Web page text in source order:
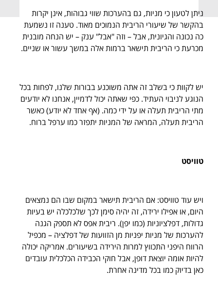
ניתן לטעון כי מניות, גם בהערכות שווי גבוהות, אינן יקרות
בהקשר של שיעורי הריבית הנמוכים מאוד. טענה זו נשמעת
כה נכונה והגיונית, אבל – וזה "אבל" ענק – יש הנחה מובנית
מכרעת כי הריבית תישאר ברמות אלה במשך עשור או שניים.
יש לקוות כי בשלב זה אתה משוכנע בבורות שלנו, לפחות בכל
הנוגע לניבוי העתיד. כפי שאתה יכול לדמיין, אנחנו לא יודעים
מתי הריבית תעלה או על ידי כמה. (אף אחד לא יודע) כאשר
הריבית תעלה, המראה של המניות יתפזר כמו ערפל ברוח.
טוויסט
ויש עוד טוויסט: אם הריבית תישאר במקום שבו הם נמצאים
היום, או אפילו ירידה, זה יהיה סימן לכך שלכלכלה יש בעיות
גדולות, דפלציוניות (כמו יפן). ריבית אפס לא תספק הגנה
להערכות של מניות יפניות מן הזוועות של דפלציה – מכפיל
הרווח היפני התכווץ למרות הירידה בשיעורים. אמריקה יכולה
להיות אומה יוצאת דופן, אבל חוקי הכבידה הכלכלית עובדים
כאן בדיוק כמו בכל מדינה אחרת.